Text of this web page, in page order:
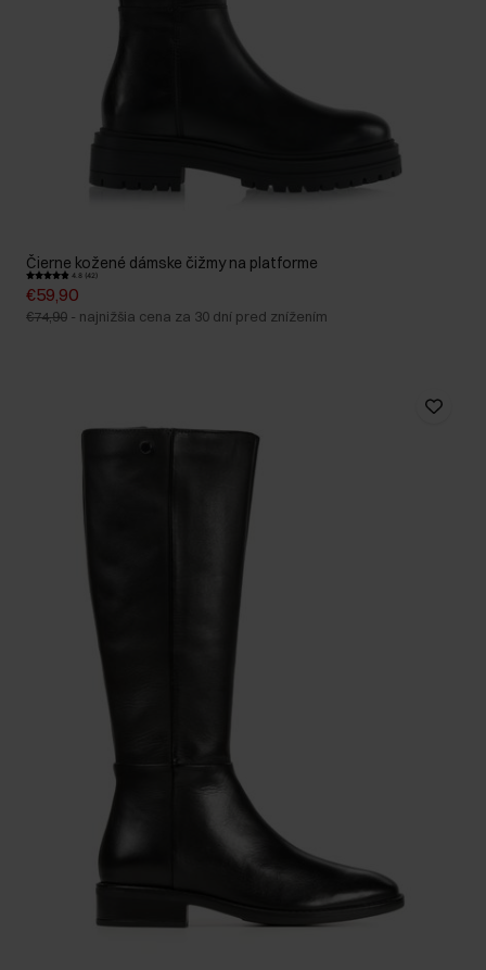
Čierne kožené dámske čižmy na platforme
4.8 (42)
€59,90
€74,90 - najnižšia cena za 30 dní pred znížením